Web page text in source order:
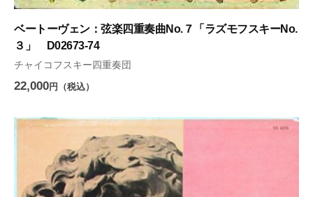
ベートーヴェン：弦楽四重奏曲No.７「ラズモフスキーNo.
３」 D02673-74
チャイコフスキー四重奏団
22,000円（税込）